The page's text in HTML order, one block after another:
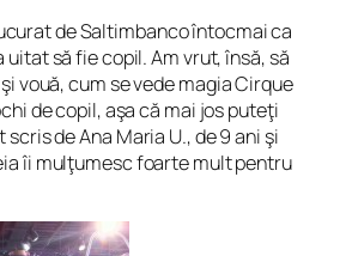
de Saltimbanco întocmai ca
uitat să fie copil. Am vrut, însă, să
vouă, cum se vede magia Cirque
de copil, aşa că mai jos puteţi
de Ana Maria U., de 9 ani şi
îi mulţumesc foarte mult pentru